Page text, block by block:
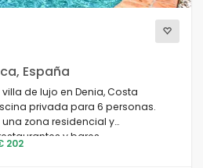
España
de lujo en Denia, Costa
privada para 6 personas.
zona residencial y
y bares.
202